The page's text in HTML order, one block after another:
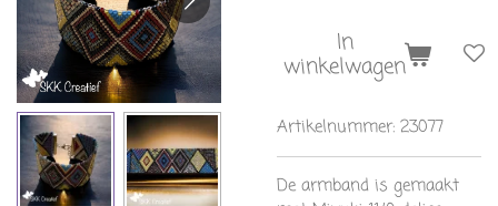
In
winkelwagen
Artikelnummer: 23077
De armband is gemaakt